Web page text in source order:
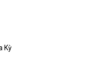
Kỳ